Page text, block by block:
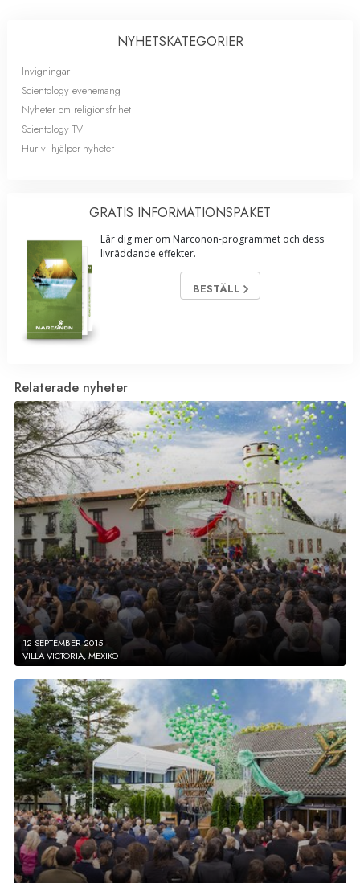
NYHETS­KATEGORIER
Invigningar
Scientology evenemang
Nyheter om religionsfrihet
Scientology TV
Hur vi hjälper-nyheter
GRATIS INFORMATIONS­PAKET
Lär dig mer om Narconon-programmet och dess
livräddande effekter.
BESTÄLL
Relaterade nyheter
12 SEPTEMBER 2015
VILLA VICTORIA, MEXIKO